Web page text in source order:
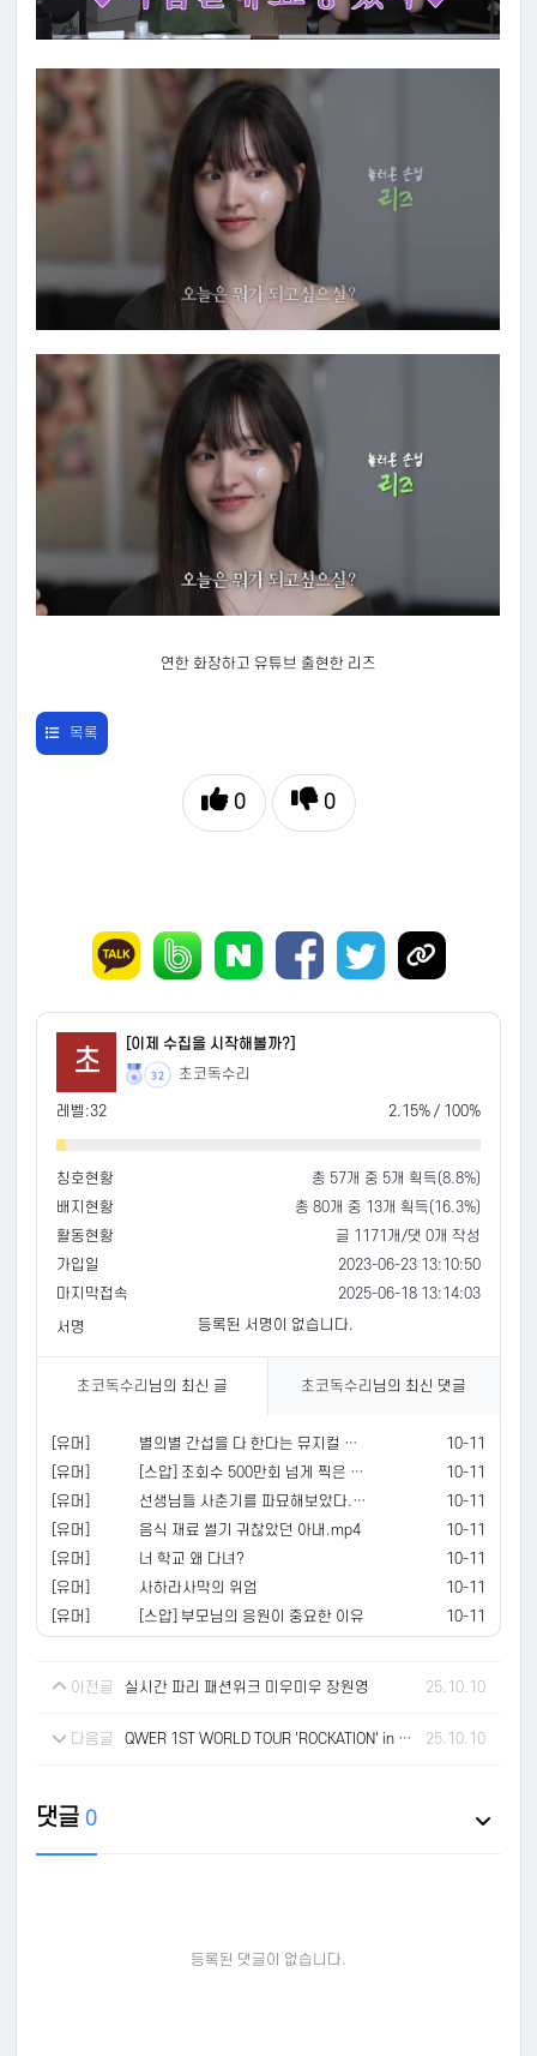
연한 화장하고 유튜브 출현한 리즈
목록
0 0
초
[이제 수집을 시작해볼까?]
32 초코독수리
레벨:32 2.15% / 100%
칭호현황
총 57개 중 5개 획득(8.8%)
배지현황
총 80개 중 13개 획득(16.3%)
활동현황
글 1171개/댓 0개 작성
가입일
2023-06-23 13:10:50
마지막접속
2025-06-18 13:14:03
서명
등록된 서명이 없습니다.
초코독수리 님의 최신 글 초코독수리 님의 최신 댓글
[유머] 별의별 간섭을 다 한다는 뮤지컬 관람
10-11
[유머]
[스압] 조회수 500만회 넘게 찍은 해외 대형 유튜버의 한국 급식
10-11
[유머]
선생님들 사춘기를 파묘해보았다.mp4
10-11
[유머]
음식 재료 썰기 귀찮았던 아내.mp4
10-11
[유머]
너 학교 왜 다녀?
10-11
[유머]
사하라사막의 위엄
10-11
[유머]
[스압] 부모님의 응원이 중요한 이유 10-11
이전글 실시간 파리 패션위크 미우미우 장원영 25.10.10
다음글 QWER 1ST WORLD TOUR 'ROCKATION' in 서울 - E 히나 25.10.10
댓글 0
등록된 댓글이 없습니다.